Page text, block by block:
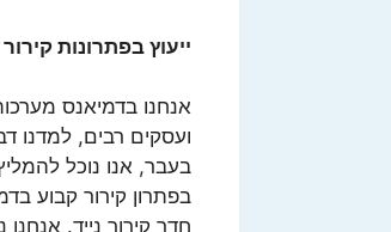
ייעוץ בפתרונות קירור
אנחנו בדמיאנס
ועסקים רבים, למדנו
בעבר, אנו נוכל
בפתרון קירור קבוע
חדר קירור נייד.